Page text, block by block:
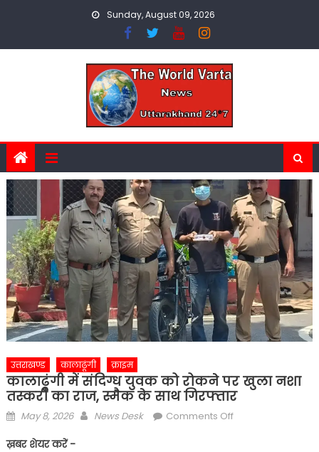
Sunday, August 09, 2026
उत्तराखण्ड कालाढूंगी क्राइम
कालाढूंगी में संदिग्ध युवक को रोकने पर खुला नशा
तस्करी का राज, स्मैक के साथ गिरफ्तार
Posted
May 8, 2026 Author
News Desk Comments Offon
ख़बर शेयर करें -